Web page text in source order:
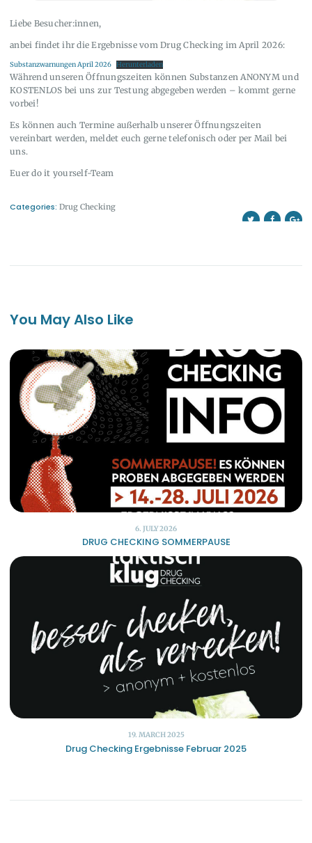
Liebe Besucher:innen,
anbei findet ihr die Ergebnisse vom Drug Checking im April 2026:
Substanzwarnungen April 2026 Herunterladen
Während unseren Öffnungszeiten können Substanzen ANONYM und
KOSTENLOS bei uns zur Testung abgegeben werden – kommt gerne
vorbei!
Es können auch Termine außerhalb unserer Öffnungszeiten
vereinbart werden, meldet euch gerne telefonisch oder per Mail bei
uns.
Euer do it yourself-Team
Categories: Drug Checking
You May Also Like
6. JULY 2026
DRUG CHECKING SOMMERPAUSE
19. MARCH 2025
Drug Checking Ergebnisse Februar 2025